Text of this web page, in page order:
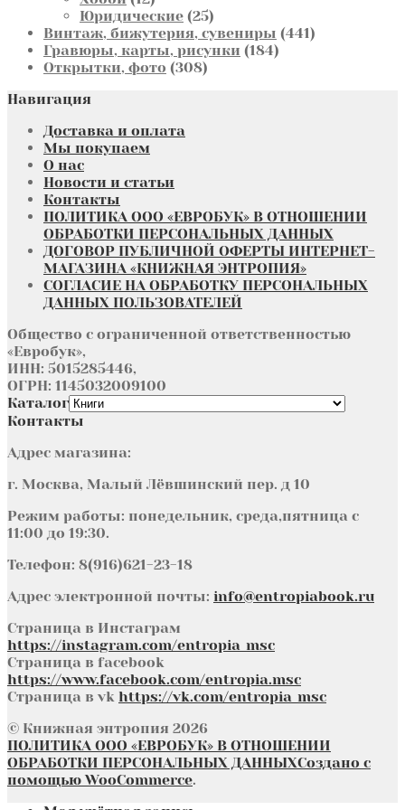
товаров
Юридические 2525
товаров
Винтаж, бижутерия, сувениры 441441
Гравюры, карты, рисунки 184184
Открытки, фото 308308
Навигация
Доставка и оплата
Мы покупаем
О нас
Новости и статьи
Контакты
ПОЛИТИКА ООО «ЕВРОБУК» В ОТНОШЕНИИ
ОБРАБОТКИ ПЕРСОНАЛЬНЫХ ДАННЫХ
ДОГОВОР ПУБЛИЧНОЙ ОФЕРТЫ ИНТЕРНЕТ-
МАГАЗИНА «КНИЖНАЯ ЭНТРОПИЯ»
СОГЛАСИЕ НА ОБРАБОТКУ ПЕРСОНАЛЬНЫХ
ДАННЫХ ПОЛЬЗОВАТЕЛЕЙ
Общество с ограниченной ответственностью
«Евробук»,
ИНН: 5015285446,
ОГРН: 1145032009100
Каталог
Контакты
Адрес магазина:
г. Москва, Малый Лёвшинский пер. д 10
Режим работы: понедельник, среда,пятница с
11:00 до 19:30.
Телефон: 8(916)621-23-18
Адрес электронной почты: info@entropiabook.ru
Страница в Инстаграм
https://instagram.com/entropia_msc
Страница в facebook
https://www.facebook.com/entropia.msc
Страница в vk https://vk.com/entropia_msc
© Книжная энтропия 2026
ПОЛИТИКА ООО «ЕВРОБУК» В ОТНОШЕНИИ
ОБРАБОТКИ ПЕРСОНАЛЬНЫХ ДАННЫХСоздано с
помощью WooCommerce.